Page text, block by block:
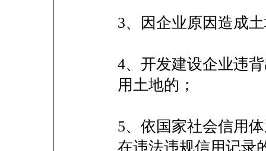
3、因企业原因造成
4、开发建设企业违
用土地的；
5、依国家社会信用
在违法违规信用记录